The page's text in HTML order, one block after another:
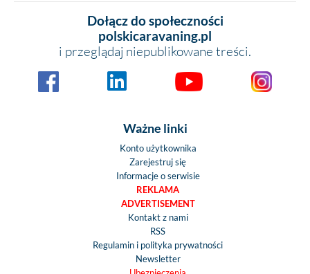
Dołącz do społeczności
polskicaravaning.pl
i przeglądaj niepublikowane treści.
Ważne linki
Konto użytkownika
Zarejestruj się
Informacje o serwisie
REKLAMA
ADVERTISEMENT
Kontakt z nami
RSS
Regulamin i polityka prywatności
Newsletter